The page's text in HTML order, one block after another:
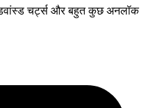
चर्ट्स और बहुत कुछ अनलॉक